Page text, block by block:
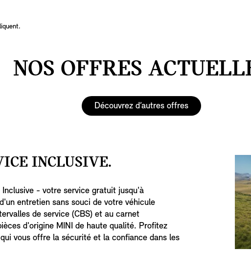
NOS OFFRES
Découvrez d’autres offres
INCLUSIVE.
Inclusive - votre service gratuit jusqu'à
entretien sans souci de votre véhicule
de service (CBS) et au carnet
d'origine MINI de haute qualité. Profitez
vous offre la sécurité et la confiance dans les